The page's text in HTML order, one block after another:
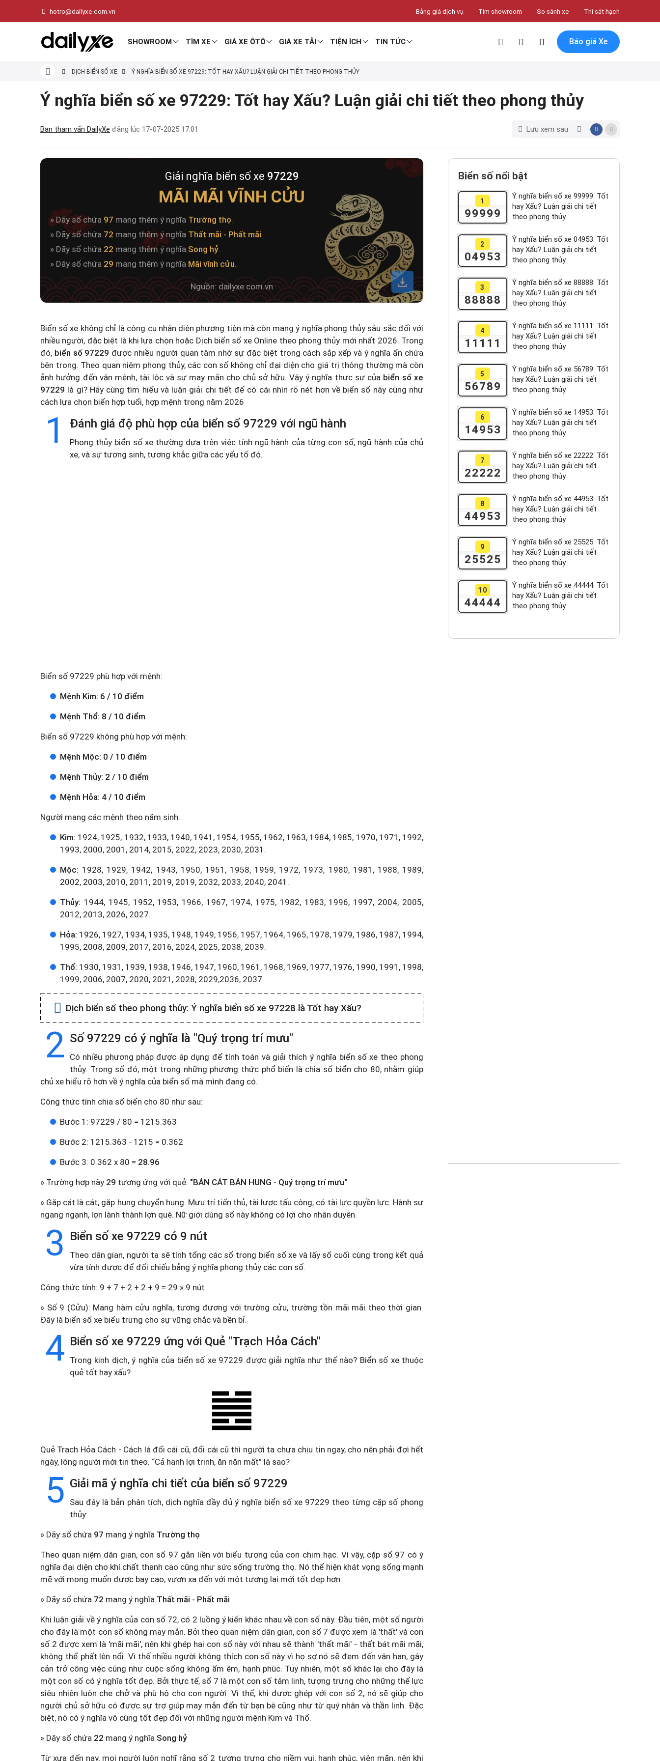
hotro@dailyxe.com.vn Bảng giá dịch vụ Tìm showroom So sánh xe Thi sát hạch
SHOWROOM TÌM XE GIÁ XE ÔTÔ GIÁ XE TẢI TIỆN ÍCH TIN TỨC Báo giá Xe
DỊCH BIỂN SỐ XE Ý NGHĨA BIỂN SỐ XE 97229: TỐT HAY XẤU? LUẬN GIẢI CHI TIẾT THEO PHONG THỦY
Ý nghĩa biển số xe 97229: Tốt hay Xấu? Luận giải chi tiết theo phong thủy
Ban tham vấn DailyXe đăng lúc 17-07-2025 17:01 Lưu xem sau
Giải nghĩa biển số xe 97229
MÃI MÃI VĨNH CỬU
» Dãy số chứa 97 mang thêm ý nghĩa Trường thọ.
» Dãy số chứa 72 mang thêm ý nghĩa Thất mãi - Phất mãi.
» Dãy số chứa 22 mang thêm ý nghĩa Song hỷ.
» Dãy số chứa 29 mang thêm ý nghĩa Mãi vĩnh cửu.
Nguồn: dailyxe.com.vn
Biển số xe không chỉ là công cụ nhận diện phương tiện mà còn mang ý nghĩa phong thủy sâu sắc đối với
nhiều người, đặc biệt là khi lựa chọn hoặc Dịch biển số xe Online theo phong thủy mới nhất 2026. Trong
đó, biển số 97229 được nhiều người quan tâm nhờ sự đặc biệt trong cách sắp xếp và ý nghĩa ẩn chứa
bên trong. Theo quan niệm phong thủy, các con số không chỉ đại diện cho giá trị thông thường mà còn
ảnh hưởng đến vận mệnh, tài lộc và sự may mắn cho chủ sở hữu. Vậy ý nghĩa thực sự của biển số xe
97229 là gì? Hãy cùng tìm hiểu và luận giải chi tiết để có cái nhìn rõ nét hơn về biển số này cũng như
cách lựa chọn biển hợp tuổi, hợp mệnh trong năm 2026
1 Đánh giá độ phù hợp của biển số 97229 với ngũ hành
Phong thủy biển số xe thường dựa trên việc tính ngũ hành của từng con số, ngũ hành của chủ
xe, và sự tương sinh, tương khắc giữa các yếu tố đó.
Biển số 97229 phù hợp với mệnh:
Mệnh Kim: 6 / 10 điểm
Mệnh Thổ: 8 / 10 điểm
Biển số 97229 không phù hợp với mệnh:
Mệnh Mộc: 0 / 10 điểm
Mệnh Thủy: 2 / 10 điểm
Mệnh Hỏa: 4 / 10 điểm
Người mang các mệnh theo năm sinh:
Kim: 1924, 1925, 1932, 1933, 1940, 1941, 1954, 1955, 1962, 1963, 1984, 1985, 1970, 1971, 1992,
1993, 2000, 2001, 2014, 2015, 2022, 2023, 2030, 2031.
Mộc: 1928, 1929, 1942, 1943, 1950, 1951, 1958, 1959, 1972, 1973, 1980, 1981, 1988, 1989,
2002, 2003, 2010, 2011, 2019, 2019, 2032, 2033, 2040, 2041.
Thủy: 1944, 1945, 1952, 1953, 1966, 1967, 1974, 1975, 1982, 1983, 1996, 1997, 2004, 2005,
2012, 2013, 2026, 2027.
Hỏa: 1926, 1927, 1934, 1935, 1948, 1949, 1956, 1957, 1964, 1965, 1978, 1979, 1986, 1987, 1994,
1995, 2008, 2009, 2017, 2016, 2024, 2025, 2038, 2039.
Thổ: 1930, 1931, 1939, 1938, 1946, 1947, 1960, 1961, 1968, 1969, 1977, 1976, 1990, 1991, 1998,
1999, 2006, 2007, 2020, 2021, 2028, 2029,2036, 2037.
Dịch biển số theo phong thủy: Ý nghĩa biển số xe 97228 là Tốt hay Xấu?
2 Số 97229 có ý nghĩa là "Quý trọng trí mưu"
Có nhiều phương pháp được áp dụng để tính toán và giải thích ý nghĩa biển số xe theo phong
thủy. Trong số đó, một trong những phương thức phổ biến là chia số biển cho 80, nhằm giúp
chủ xe hiểu rõ hơn về ý nghĩa của biển số mà mình đang có.
Công thức tính chia số biển cho 80 như sau:
Bước 1: 97229 / 80 = 1215.363
Bước 2: 1215.363 - 1215 = 0.362
Bước 3: 0.362 x 80 = 28.96
» Trường hợp này 29 tương ứng với quẻ: "BÁN CÁT BÁN HUNG - Quý trọng trí mưu"
» Gặp cát là cát, gặp hung chuyển hung. Mưu trí tiến thủ, tài lược tấu công, có tài lực quyền lực. Hành sự
ngang ngạnh, lợn lành thành lợn què. Nữ giới dùng số này không có lợi cho nhân duyên.
3 Biển số xe 97229 có 9 nút
Theo dân gian, người ta sẽ tính tổng các số trong biển số xe và lấy số cuối cùng trong kết quả
vừa tính được để đối chiếu bảng ý nghĩa phong thủy các con số.
Công thức tính: 9 + 7 + 2 + 2 + 9 = 29 » 9 nút
» Số 9 (Cửu): Mang hàm cửu nghĩa, tương đương với trường cửu, trường tồn mãi mãi theo thời gian.
Đây là biển số xe biểu trưng cho sự vững chắc và bền bỉ.
4 Biển số xe 97229 ứng với Quẻ "Trạch Hỏa Cách"
Trong kinh dịch, ý nghĩa của biển số xe 97229 được giải nghĩa như thế nào? Biển số xe thuộc
quẻ tốt hay xấu?
Quẻ Trạch Hỏa Cách - Cách là đổi cái cũ, đổi cái cũ thì người ta chưa chịu tin ngay, cho nên phải đợi hết
ngày, lòng người mới tin theo. “Cả hanh lợi trinh, ăn năn mất” là sao?
5 Giải mã ý nghĩa chi tiết của biển số 97229
Sau đây là bản phân tích, dịch nghĩa đầy đủ ý nghĩa biển số xe 97229 theo từng cặp số phong
thủy:
» Dãy số chứa 97 mang ý nghĩa Trường thọ
Theo quan niệm dân gian, con số 97 gắn liền với biểu tượng của con chim hạc. Vì vậy, cặp số 97 có ý
nghĩa đại diện cho khí chất thanh cao cũng như sức sống trường thọ. Nó thể hiện khát vọng sống mạnh
mẽ với mong muốn được bay cao, vươn xa đến với một tương lai mới tốt đẹp hơn.
» Dãy số chứa 72 mang ý nghĩa Thất mãi - Phất mãi
Khi luận giải về ý nghĩa của con số 72, có 2 luồng ý kiến khác nhau về con số này. Đầu tiên, một số người
cho đây là một con số không may mắn. Bởi theo quan niệm dân gian, con số 7 được xem là 'thất' và con
số 2 được xem là 'mãi mãi', nên khi ghép hai con số này với nhau sẽ thành 'thất mãi' - thất bát mãi mãi,
không thể phất lên nổi. Vì thế nhiều người không thích con số này vì họ sợ nó sẽ đem đến vận hạn, gây
cản trở công việc cũng như cuộc sống không ấm êm, hạnh phúc. Tuy nhiên, một số khác lại cho đây là
một con số có ý nghĩa tốt đẹp. Bởi thực tế, số 7 là một con số tâm linh, tượng trưng cho những thế lực
siêu nhiên luôn che chở và phù hộ cho con người. Vì thế, khi được ghép với con số 2, nó sẽ giúp cho
người chủ sở hữu có được sự trợ giúp may mắn đến từ bạn bè cũng như từ quý nhân và thần linh. Đặc
biệt, nó có ý nghĩa vô cùng tốt đẹp đối với những người mệnh Kim và Thổ.
» Dãy số chứa 22 mang ý nghĩa Song hỷ
Từ xưa đến nay, mọi người luôn nghĩ rằng số 2 tượng trưng cho niềm vui, hạnh phúc, viên mãn, nên khi
Biển số nổi bật
1
99999
Ý nghĩa biển số xe 99999: Tốt
hay Xấu? Luận giải chi tiết
theo phong thủy
2
04953
Ý nghĩa biển số xe 04953: Tốt
hay Xấu? Luận giải chi tiết
theo phong thủy
3
88888
Ý nghĩa biển số xe 88888: Tốt
hay Xấu? Luận giải chi tiết
theo phong thủy
4
11111
Ý nghĩa biển số xe 11111: Tốt
hay Xấu? Luận giải chi tiết
theo phong thủy
5
56789
Ý nghĩa biển số xe 56789: Tốt
hay Xấu? Luận giải chi tiết
theo phong thủy
6
14953
Ý nghĩa biển số xe 14953: Tốt
hay Xấu? Luận giải chi tiết
theo phong thủy
7
22222
Ý nghĩa biển số xe 22222: Tốt
hay Xấu? Luận giải chi tiết
theo phong thủy
8
44953
Ý nghĩa biển số xe 44953: Tốt
hay Xấu? Luận giải chi tiết
theo phong thủy
9
25525
Ý nghĩa biển số xe 25525: Tốt
hay Xấu? Luận giải chi tiết
theo phong thủy
10
44444
Ý nghĩa biển số xe 44444: Tốt
hay Xấu? Luận giải chi tiết
theo phong thủy